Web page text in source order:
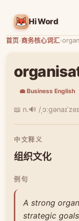
HiWord
首页›商务核心词汇›
💼 Business English
📖 n.🔊 /
中文释义
组织文化
例句
A strong
strategic